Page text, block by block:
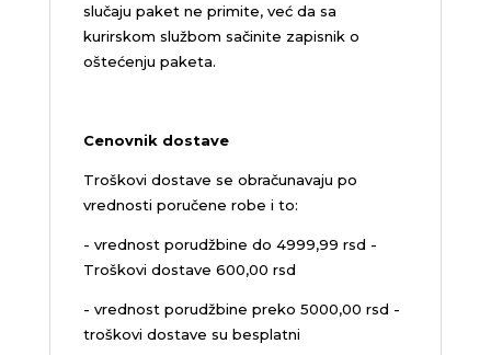
slučaju paket ne primite, već da sa
kurirskom službom sačinite zapisnik o
oštećenju paketa.
Cenovnik dostave
Troškovi dostave se obračunavaju po
vrednosti poručene robe i to:
- vrednost porudžbine do 4999,99 rsd -
Troškovi dostave 600,00 rsd
- vrednost porudžbine preko 5000,00 rsd -
troškovi dostave su besplatni